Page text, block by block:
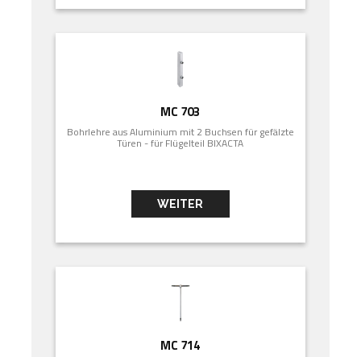
MC 703
Bohrlehre aus Aluminium mit 2 Buchsen für gefälzte
Türen - für Flügelteil BIXACTA
WEITER
MC 714